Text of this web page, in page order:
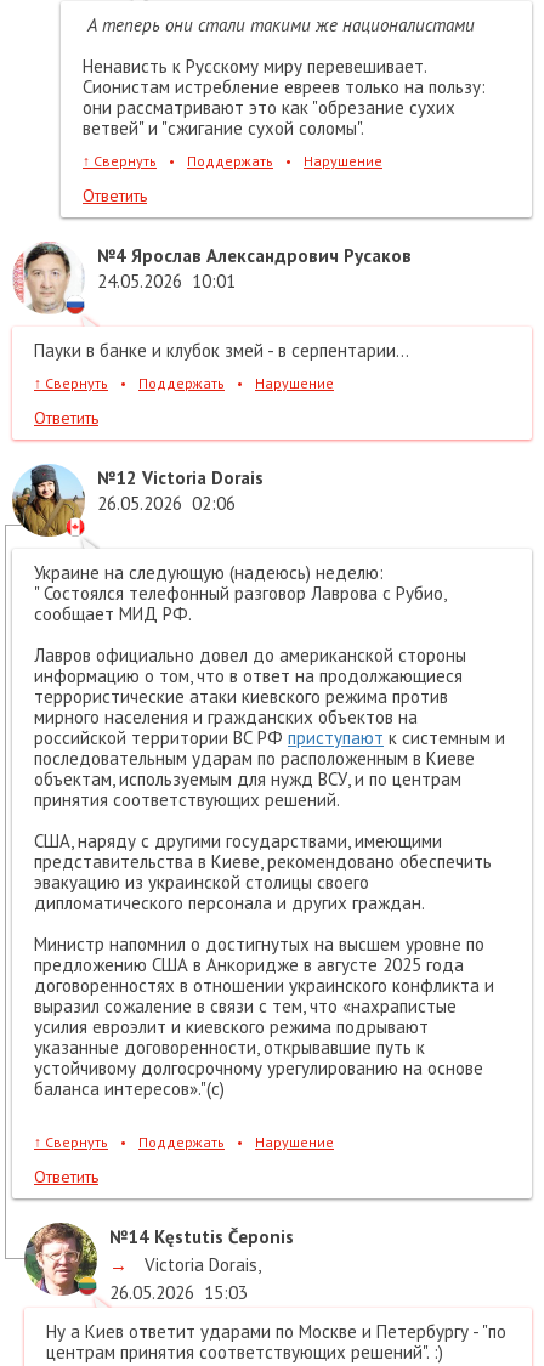
А теперь они стали такими же националистами
Ненависть к Русскому миру перевешивает.
Сионистам истребление евреев только на пользу:
они рассматривают это как "обрезание сухих
ветвей" и "сжигание сухой соломы".
↑ Свернуть • Поддержать • Нарушение
Ответить
№4 Ярослав Александрович Русаков
24.05.2026 10:01
Пауки в банке и клубок змей - в серпентарии...
↑ Свернуть • Поддержать • Нарушение
Ответить
№12 Victoria Dorais
26.05.2026 02:06
Украине на следующую (надеюсь) неделю:
" Состоялся телефонный разговор Лаврова с Рубио,
сообщает МИД РФ.
Лавров официально довел до американской стороны
информацию о том, что в ответ на продолжающиеся
террористические атаки киевского режима против
мирного населения и гражданских объектов на
российской территории ВС РФ приступают к системным и
последовательным ударам по расположенным в Киеве
объектам, используемым для нужд ВСУ, и по центрам
принятия соответствующих решений.
США, наряду с другими государствами, имеющими
представительства в Киеве, рекомендовано обеспечить
эвакуацию из украинской столицы своего
дипломатического персонала и других граждан.
Министр напомнил о достигнутых на высшем уровне по
предложению США в Анкоридже в августе 2025 года
договоренностях в отношении украинского конфликта и
выразил сожаление в связи с тем, что «нахрапистые
усилия евроэлит и киевского режима подрывают
указанные договоренности, открывавшие путь к
устойчивому долгосрочному урегулированию на основе
баланса интересов»."(с)
↑ Свернуть • Поддержать • Нарушение
Ответить
№14 Kęstutis Čeponis
→
Victoria Dorais,
26.05.2026 15:03
Ну а Киев ответит ударами по Москве и Петербургу - "по
центрам принятия соответствующих решений". :)